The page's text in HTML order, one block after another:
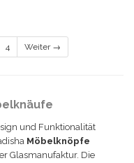
4 Weiter →
und Funktionalität
Möbelknöpfe
Glasmanufaktur. Die